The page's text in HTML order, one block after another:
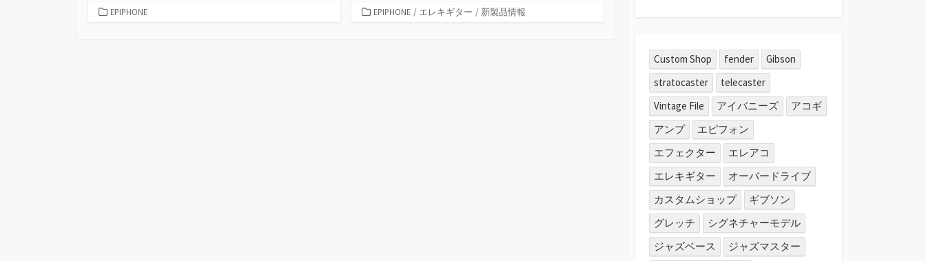
カEPIPHONE
カEPIPHONE / エレキギター / 新製品情報
Custom Shop fender
Gibson
stratocaster
telecaster
Vintage File
アイバニーズ
アコギ
アンプ
エピフォン
エフェクター
エレアコ
エレキギター
オーバードライブ
カスタムショップ
ギブソン
グレッチ
シグネチャーモデル
ジャズベース
ジャズマスター